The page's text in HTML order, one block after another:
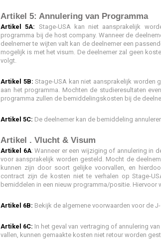
Artikel 5: Annulering van Programma
Artikel 5A: Stage-USA kan niet aansprakelijk
programma bij de host company. Wanneer de
deelnemer te wijten valt kan de deelnemer een
mogelijk is met het visum. De deelnemer zal geen
volgt.
Artikel 5B: Stage-USA kan niet aansprakelijk worden
aan het programma. Mochten de studieresultaten
programma zullen de bemiddelingskosten bij de
Artikel 5C: De deelnemer kan de bemiddeling
Artikel . Vlucht & Visum
Artikel 6A: Wanneer er een wijziging of annulering in
voor aansprakelijk worden gesteld. Mocht de
kunnen zijn door soort gelijke voorvallen, en
contract zijn de kosten niet te verhalen op Stage-
bemiddelen in een nieuw programma/positie. Hiervoor
Artikel 6B: Bekijk de algemene voorwaarden voor de
Artikel 6C: In het geval van vertraging of annulering
vallen, kunnen gemaakte kosten niet retour worden